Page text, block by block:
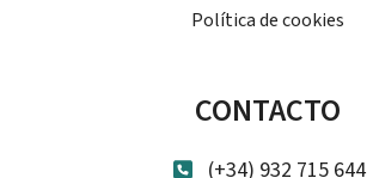
Política de cookies
CONTACTO
(+34) 932 715 644